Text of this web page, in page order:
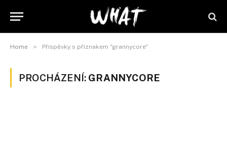
Home » Příspěvky s příznakem "grannycore"
PROCHÁZENÍ: GRANNYCORE